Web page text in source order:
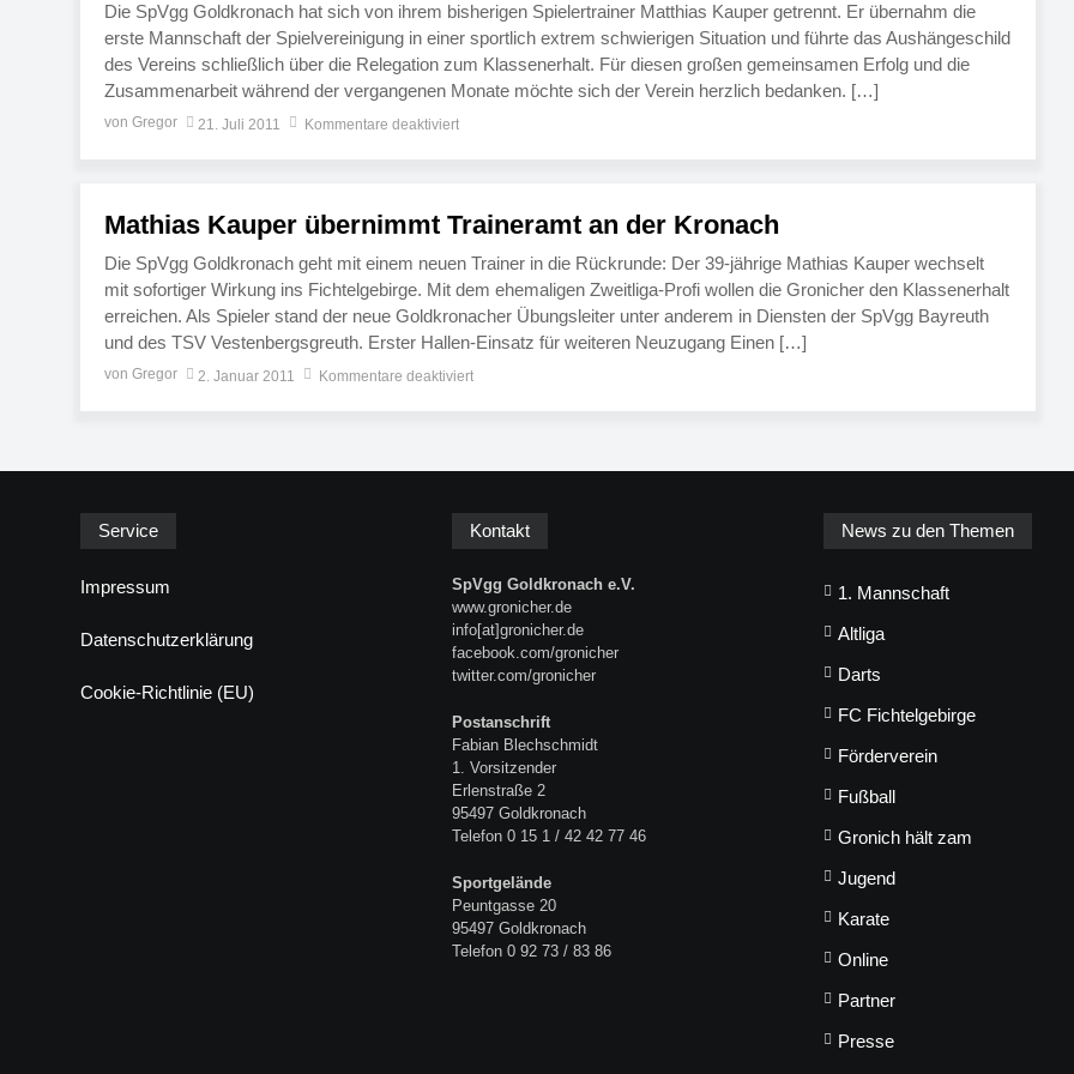
Die SpVgg Goldkronach hat sich von ihrem bisherigen Spielertrainer Matthias Kauper getrennt. Er übernahm die
erste Mannschaft der Spielvereinigung in einer sportlich extrem schwierigen Situation und führte das Aushängeschild
des Vereins schließlich über die Relegation zum Klassenerhalt. Für diesen großen gemeinsamen Erfolg und die
Zusammenarbeit während der vergangenen Monate möchte sich der Verein herzlich bedanken. […]
von Gregor 21. Juli 2011 Kommentare deaktiviert
Mathias Kauper übernimmt Traineramt an der Kronach
Die SpVgg Goldkronach geht mit einem neuen Trainer in die Rückrunde: Der 39-jährige Mathias Kauper wechselt
mit sofortiger Wirkung ins Fichtelgebirge. Mit dem ehemaligen Zweitliga-Profi wollen die Gronicher den Klassenerhalt
erreichen. Als Spieler stand der neue Goldkronacher Übungsleiter unter anderem in Diensten der SpVgg Bayreuth
und des TSV Vestenbergsgreuth. Erster Hallen-Einsatz für weiteren Neuzugang Einen […]
von Gregor 2. Januar 2011 Kommentare deaktiviert
Service
Impressum
Datenschutzerklärung
Cookie-Richtlinie (EU)
Kontakt
SpVgg Goldkronach e.V.
www.gronicher.de
info[at]gronicher.de
facebook.com/gronicher
twitter.com/gronicher
Postanschrift
Fabian Blechschmidt
1. Vorsitzender
Erlenstraße 2
95497 Goldkronach
Telefon 0 15 1 / 42 42 77 46
Sportgelände
Peuntgasse 20
95497 Goldkronach
Telefon 0 92 73 / 83 86
News zu den Themen
1. Mannschaft
Altliga
Darts
FC Fichtelgebirge
Förderverein
Fußball
Gronich hält zam
Jugend
Karate
Online
Partner
Presse